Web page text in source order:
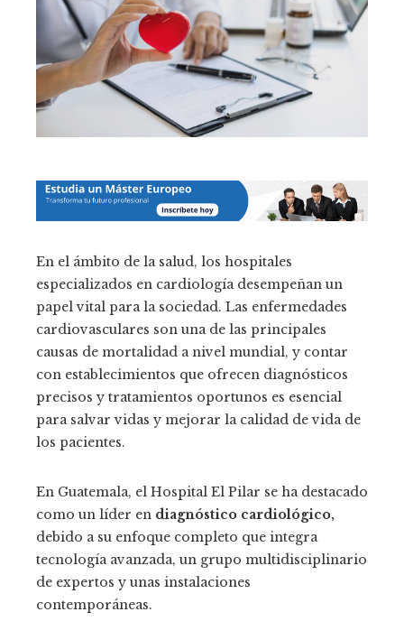
En el ámbito de la salud, los hospitales
especializados en cardiología desempeñan un
papel vital para la sociedad. Las enfermedades
cardiovasculares son una de las principales
causas de mortalidad a nivel mundial, y contar
con establecimientos que ofrecen diagnósticos
precisos y tratamientos oportunos es esencial
para salvar vidas y mejorar la calidad de vida de
los pacientes.
En Guatemala, el Hospital El Pilar se ha destacado
como un líder en diagnóstico cardiológico,
debido a su enfoque completo que integra
tecnología avanzada, un grupo multidisciplinario
de expertos y unas instalaciones
contemporáneas.